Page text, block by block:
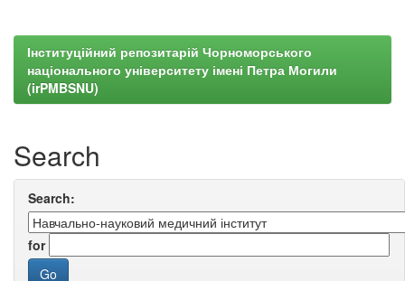
Інституційний репозитарій Чорноморського
національного університету імені Петра Могили
(irPMBSNU)
Search
Search:
for